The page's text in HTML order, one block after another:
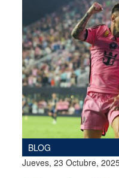
BLOG
Jueves, 23 Octubre,